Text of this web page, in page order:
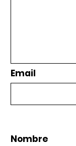
Email
Nombre